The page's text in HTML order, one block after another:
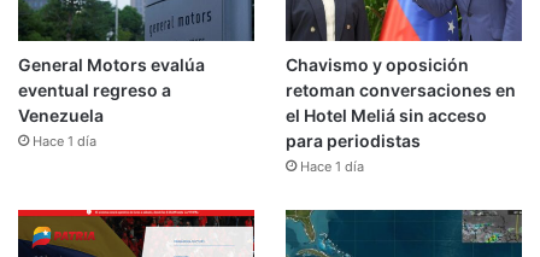
General Motors evalúa
eventual regreso a
Venezuela
Hace 1 día
Chavismo y oposición
retoman conversaciones en
el Hotel Meliá sin acceso
para periodistas
Hace 1 día